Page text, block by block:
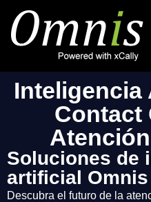
Inteligencia
Contact
Soluciones de
artificial
Descubra el futuro de la